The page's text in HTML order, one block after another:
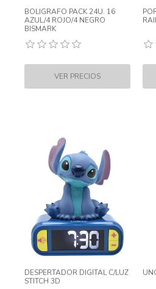
BOLIGRAFO PACK 24U. 16
AZUL/4 ROJO/4 NEGRO
BISMARK
DESPERTADOR DIGITAL C/LUZ
STITCH 3D